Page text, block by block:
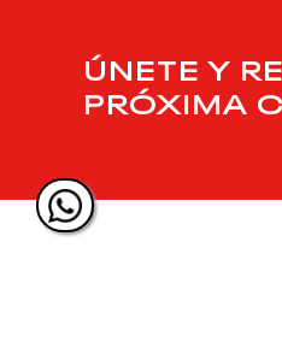
ÚNETE Y
PRÓXIMA